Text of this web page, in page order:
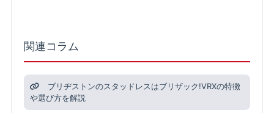
関連コラム
ブリヂストンのスタッドレスはブリザック!VRXの特徴
や選び方を解説